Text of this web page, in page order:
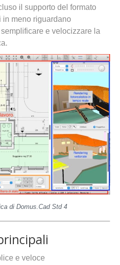
il supporto del formato
in meno riguardano
e velocizzare la
di Domus.Cad Std 4
e veloce